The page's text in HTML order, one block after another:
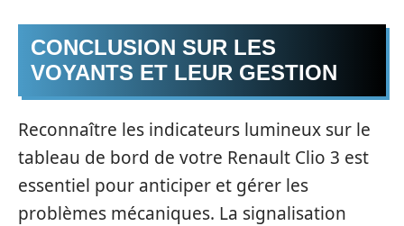
CONCLUSION SUR LES
VOYANTS ET LEUR GESTION
Reconnaître les indicateurs lumineux sur le
tableau de bord de votre Renault Clio 3 est
essentiel pour anticiper et gérer les
problèmes mécaniques. La signalisation